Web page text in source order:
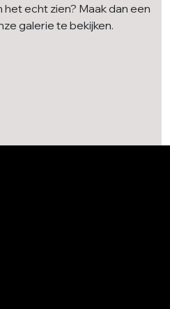
echt zien? Maak dan een
galerie te bekijken.